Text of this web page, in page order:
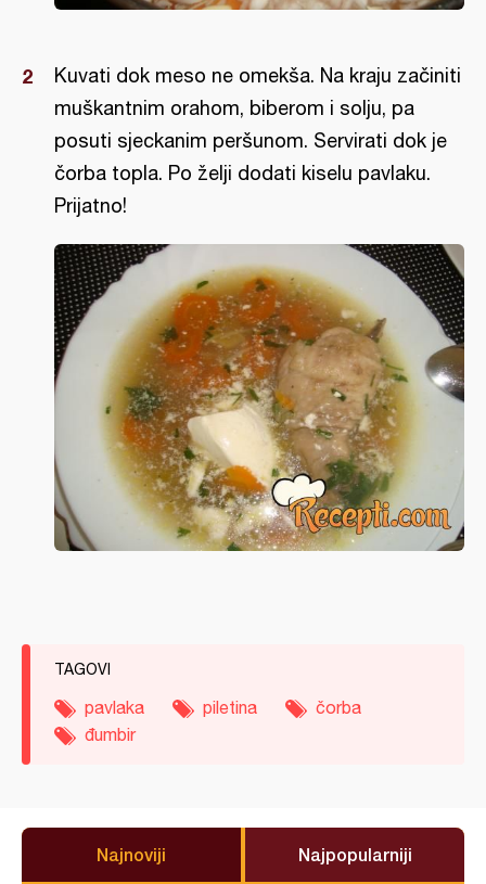
Kuvati dok meso ne omekša. Na kraju začiniti
muškantnim orahom, biberom i solju, pa
posuti sjeckanim peršunom. Servirati dok je
čorba topla. Po želji dodati kiselu pavlaku.
Prijatno!
TAGOVI
pavlaka piletina
čorba
đumbir
Najnoviji Najpopularniji